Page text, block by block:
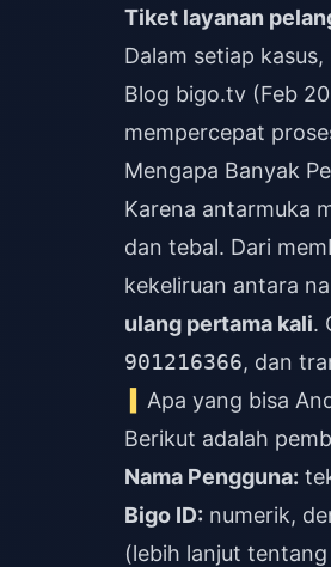
Tiket layanan
Dalam setiap
Blog bigo.tv (Feb
mempercepat
Mengapa Banyak
Karena antarmuka
dan tebal. Dari
kekeliruan antara
ulang pertama kali.
901216366, dan
Apa yang bisa
Berikut adalah
Nama Pengguna:
Bigo ID: numerik,
(lebih lanjut